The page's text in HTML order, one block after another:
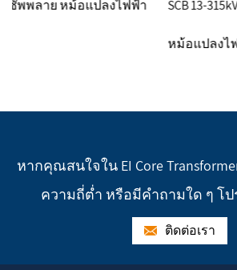
SCB 13-315kVA 100kV Epoxy Resin
หากคุณสนใจใน EI Core
ความถี่ต่ำ หรือมีคำถามใด ๆ โป
ติดต่อเรา